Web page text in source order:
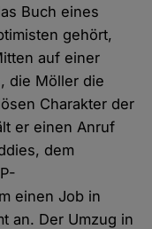
Buch eines
gehört,
auf einer
die Möller die
Charakter der
er einen Anruf
dem
einen Job in
an. Der Umzug in